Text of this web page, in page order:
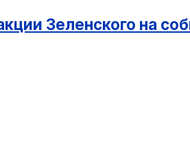
Зеленского на